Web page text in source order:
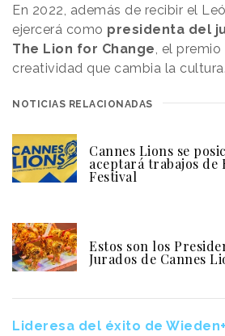
En 2022, además de recibir el
ejercerá como presidenta del
The Lion for Change, el
creatividad que cambia la cultura.
NOTICIAS RELACIONADAS
Cannes Lions se
aceptará trabajos de
Festival
Estos son los
Jurados de Cannes
Lideresa del éxito de